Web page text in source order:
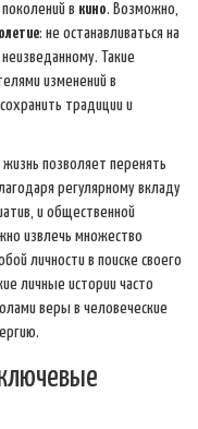
в кино. Возможно,
: не останавливаться на
Такие
изменений в
традиции и
жизнь позволяет перенять
регулярному вкладу
и общественной
извлечь множество
личности в поиске своего
личные истории часто
веры в человеческие